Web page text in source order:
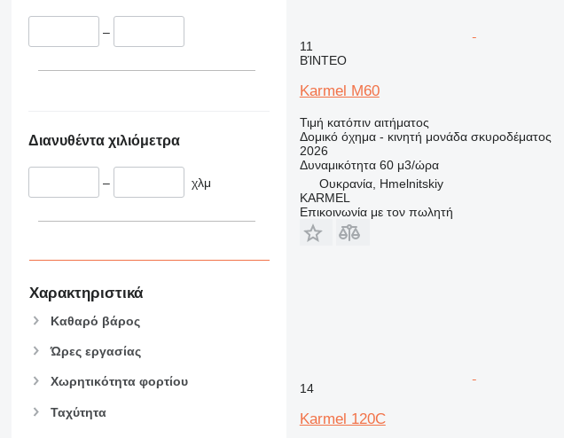
336
374
420
428
432
434
826
TM
–
Διανυθέντα χιλιόμετρα
– χλμ
Χαρακτηριστικά
Καθαρό βάρος
Ώρες εργασίας
Χωρητικότητα φορτίου
Ταχύτητα
11
ΒΊΝΤΕΟ
Karmel M60
Τιμή κατόπιν αιτήματος
Δομικό όχημα - κινητή μονάδα σκυροδέματος
2026
Δυναμικότητα 60 μ3/ώρα
Ουκρανία, Hmelnitskiy
KARMEL
Επικοινωνία με τον πωλητή
14
Karmel 120C